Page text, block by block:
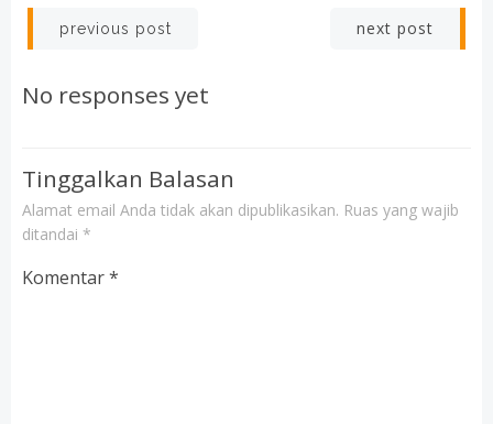
Post
navigation
previous post next post
No responses yet
Tinggalkan Balasan
Alamat email Anda tidak akan dipublikasikan. Ruas yang wajib
ditandai *
Komentar*